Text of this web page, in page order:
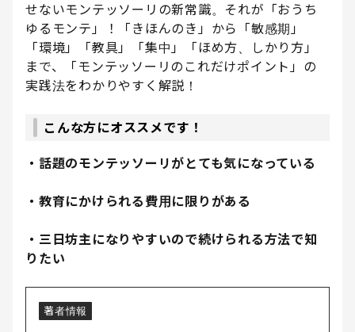
せないモンテッソーリの新常識。それが「おうち
ゆるモンテ」！「きほんのき」から「敏感期」
「環境」「教具」「集中」「ほめ方、しかり方」
まで、「モンテッソーリのこれだけポイント」の
実践法をわかりやすく解説！
こんな方にオススメです！
・話題のモンテッソーリがとても気になっている
・教育にかけられる費用に限りがある
・三日坊主になりやすいので続けられる方法で知
りたい
著者情報